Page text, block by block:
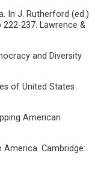
In J. Rutherford (ed.)
222-237. Lawrence &
and Diversity
of United States
American
America. Cambridge: